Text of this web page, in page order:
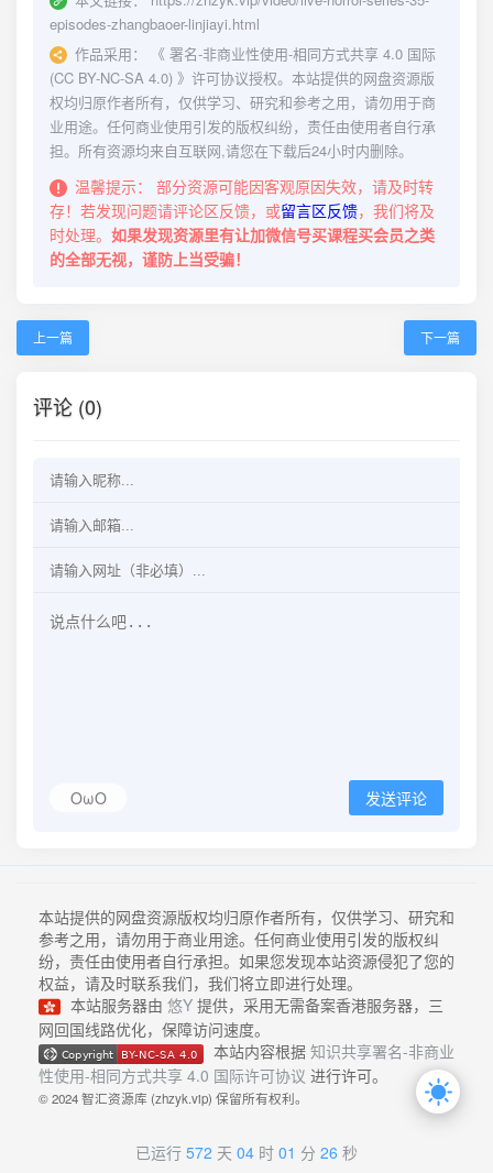
episodes-zhangbaoer-linjiayi.html
作品采用：
《 署名-非商业性使用-相同方式共享 4.0 国际
(CC BY-NC-SA 4.0) 》许可协议授权。本站提供的网盘资源版
权均归原作者所有，仅供学习、研究和参考之用，请勿用于商
业用途。任何商业使用引发的版权纠纷，责任由使用者自行承
担。所有资源均来自互联网,请您在下载后24小时内删除。
温馨提示：
部分资源可能因客观原因失效，请及时转
存！若发现问题请评论区反馈，或留言区反馈，我们将及
时处理。 如果发现资源里有让加微信号买课程买会员之类
的全部无视，谨防上当受骗！
上一篇 下一篇
评论 (0)
OωO 发送评论
本站提供的网盘资源版权均归原作者所有，仅供学习、研究和
参考之用，请勿用于商业用途。任何商业使用引发的版权纠
纷，责任由使用者自行承担。如果您发现本站资源侵犯了您的
权益，请及时联系我们，我们将立即进行处理。
本站服务器由 悠Y 提供，采用无需备案香港服务器，三
网回国线路优化，保障访问速度。
本站内容根据 知识共享署名-非商业
性使用-相同方式共享 4.0 国际许可协议 进行许可。
© 2024 智汇资源库 (zhzyk.vip) 保留所有权利。
已运行 572 天 04 时 01 分 26 秒